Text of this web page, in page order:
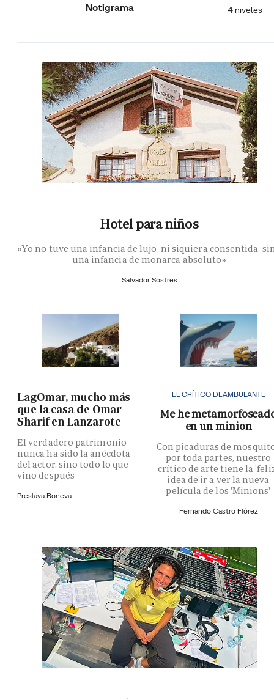
Notigrama 4 niveles
Hotel para niños
«Yo no tuve una infancia de lujo, ni siquiera consentida,
una infancia de monarca absoluto»
Salvador Sostres
LagOmar, mucho más
que la casa de Omar
Sharif en Lanzarote
El verdadero patrimonio
nunca ha sido la anécdota
del actor, sino todo lo que
vino después
Preslava Boneva
EL CRÍTICO DEAMBULANTE
Me he
en un minion
Con picaduras de
por toda partes, nuestro
crítico de arte tiene la
idea de ir a ver la nueva
película de los 'Minions'
Fernando Castro Flórez